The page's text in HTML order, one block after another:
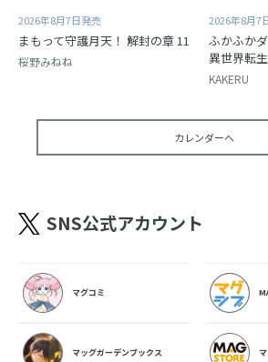
2026年8月7日発売
まもって守護月天！ 解封の章 11
桜野みねね
2026年8月7
ふかふか
異世界転
KAKERU
カレンダーへ
SNS公式アカウント
マグコミ
マッグガーデンブックス